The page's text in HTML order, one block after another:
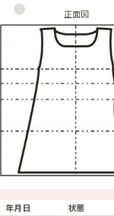
正面図
年月日 状態